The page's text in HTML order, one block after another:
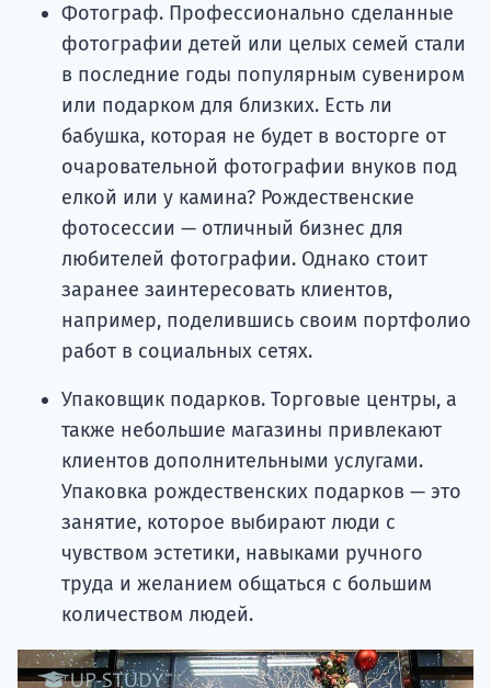
Фотограф. Профессионально сделанные
фотографии детей или целых семей стали
в последние годы популярным сувениром
или подарком для близких. Есть ли
бабушка, которая не будет в восторге от
очаровательной фотографии внуков под
елкой или у камина? Рождественские
фотосессии — отличный бизнес для
любителей фотографии. Однако стоит
заранее заинтересовать клиентов,
например, поделившись своим портфолио
работ в социальных сетях.
Упаковщик подарков. Торговые центры, а
также небольшие магазины привлекают
клиентов дополнительными услугами.
Упаковка рождественских подарков — это
занятие, которое выбирают люди с
чувством эстетики, навыками ручного
труда и желанием общаться с большим
количеством людей.